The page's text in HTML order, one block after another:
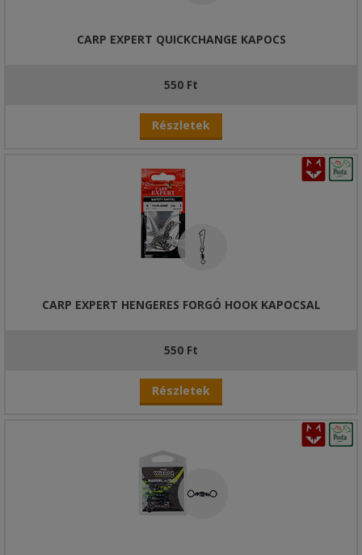
CARP EXPERT QUICKCHANGE KAPOCS
550 Ft
Részletek
CARP EXPERT HENGERES FORGÓ HOOK KAPOCSAL
550 Ft
Részletek